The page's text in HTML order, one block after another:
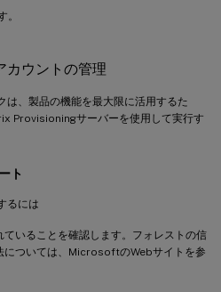
カウントの管理
は、製品の機能を最大限に活用するた
Provisioningサーバーを使用して実行す
ト
るには
いることを確認します。フォレストの信
については、MicrosoftのWebサイトを参